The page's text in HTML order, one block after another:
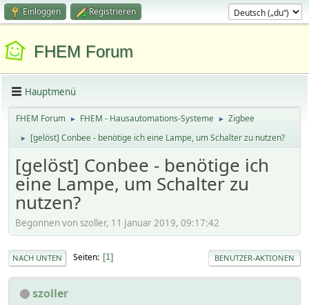
Einloggen Registrieren
FHEM Forum
Hauptmenü
FHEM Forum ► FHEM - Hausautomations-Systeme ► Zigbee
► [gelöst] Conbee - benötige ich eine Lampe, um Schalter zu nutzen?
[gelöst] Conbee - benötige ich
eine Lampe, um Schalter zu
nutzen?
Begonnen von szoller, 11 Januar 2019, 09:17:42
NACH UNTEN Seiten 1 BENUTZER-AKTIONEN
szoller